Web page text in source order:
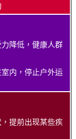
降低，健康人群
内，停止户外运
提前出现某些疾